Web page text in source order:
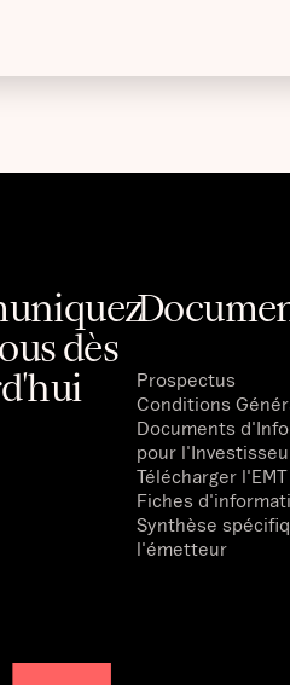
dès
Prospectus
Conditions
Documents
pour
Télécharger l'EMT
Fiches
Synthèse
l'émetteur